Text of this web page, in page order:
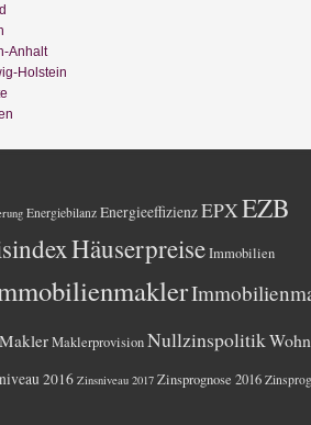
Anhalt
Holstein
Energiebilanz EnergieeffizienzEPXEZB
HäuserpreiseImmobilien
MaklerMaklerprovisionNullzinspolitik
2016 Zinsniveau 2017 Zinsprognose 2016